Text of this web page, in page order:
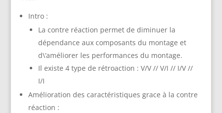
Intro :
La contre réaction permet de diminuer la
dépendance aux composants du montage et
d\’améliorer les performances du montage.
Il existe 4 type de rétroaction : V/V // V/I // I/V //
I/I
Amélioration des caractéristiques grace à la contre
réaction :